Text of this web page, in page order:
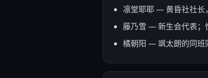
凛堂耶耶 — 黄昏社社长
藤乃雪 — 新生会代表；
橘朝阳 — 飒太朗的同班